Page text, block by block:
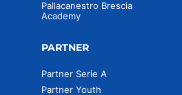
Pallacanestro Brescia
Academy
PARTNER
Partner Serie A
Partner Youth